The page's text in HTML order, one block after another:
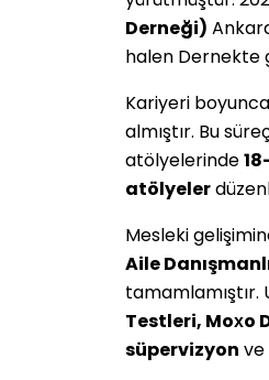
Derneği)
halen Dernekte
Kariyeri
almıştır. Bu
atölyelerinde
atölyeler
Mesleki
Aile
tamamlamıştır.
Testleri, Moxo
süpervizyon ve